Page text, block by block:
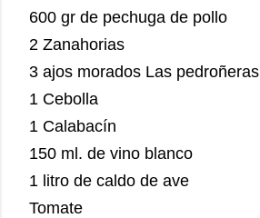
600 gr de pechuga de pollo
2 Zanahorias
3 ajos morados Las pedroñeras
1 Cebolla
1 Calabacín
150 ml. de vino blanco
1 litro de caldo de ave
Tomate